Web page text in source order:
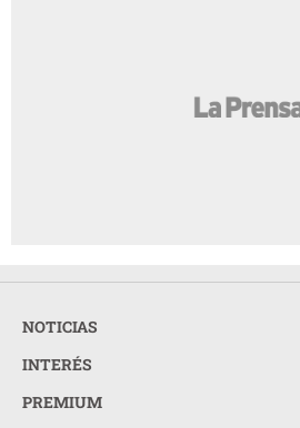
NOTICIAS
INTERÉS
PREMIUM